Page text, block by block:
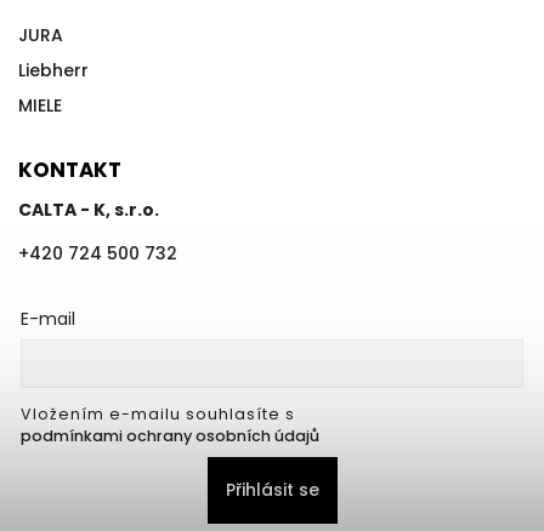
JURA
Liebherr
MIELE
KONTAKT
CALTA - K, s.r.o.
+420 724 500 732
E-mail
Vložením e-mailu souhlasíte s
podmínkami ochrany osobních údajů
Přihlásit se